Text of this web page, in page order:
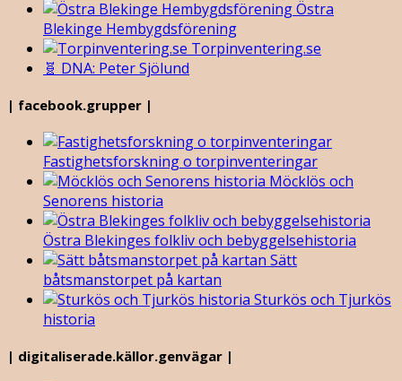
Östra
Blekinge Hembygdsförening
Torpinventering.se
🧬 DNA: Peter Sjölund
| facebook.grupper |
Fastighetsforskning o torpinventeringar
Möcklös och
Senorens historia
Östra Blekinges folkliv och bebyggelsehistoria
Sätt
båtsmanstorpet på kartan
Sturkös och Tjurkös
historia
| digitaliserade.källor.genvägar |